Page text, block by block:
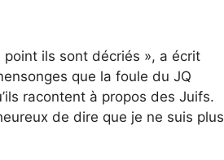
point ils sont décriés », a écrit
que la foule du JQ
racontent à propos des Juifs.
de dire que je ne suis plus